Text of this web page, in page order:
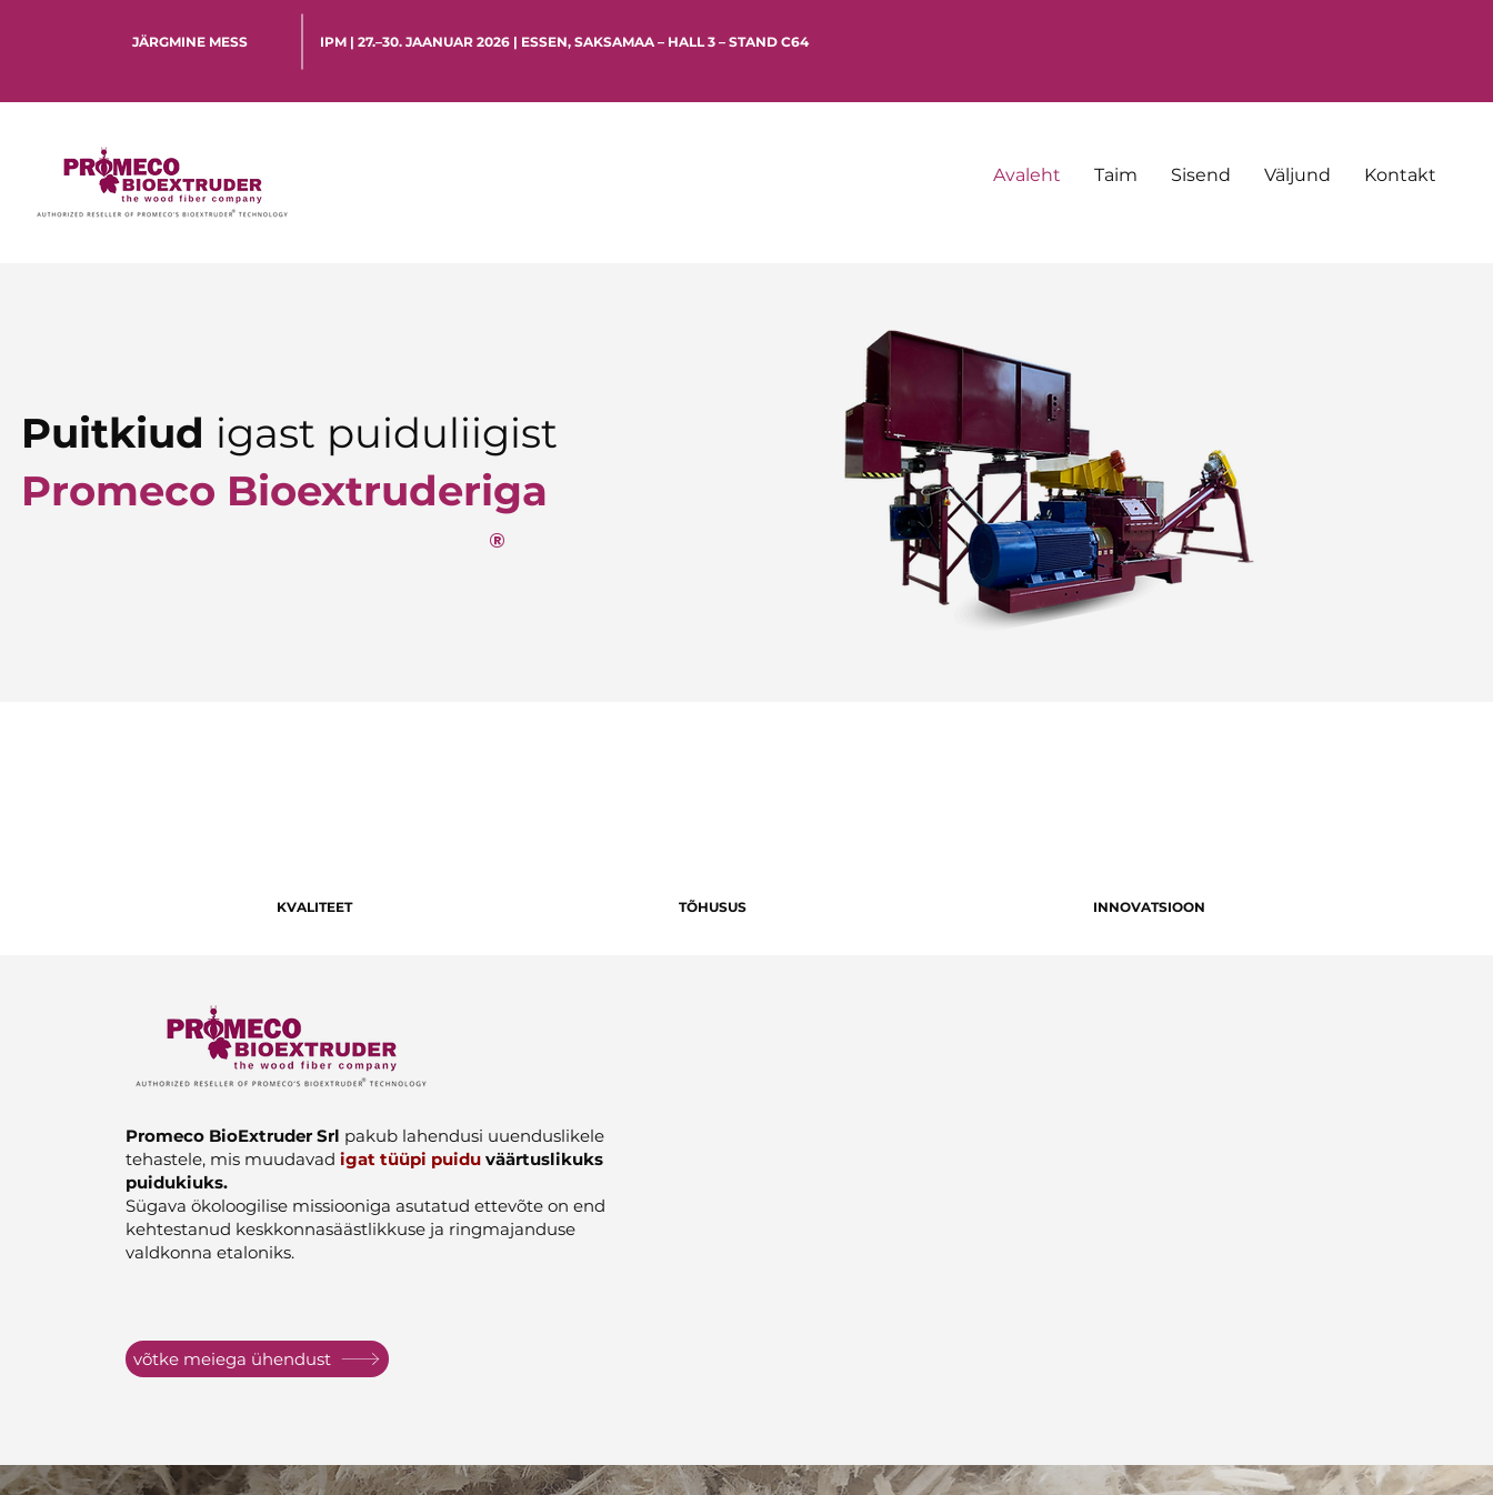
JÄRGMINE MESS IPM | 27.–30. JAANUAR 2026 | ESSEN, SAKSAMAA – HALL 3 – STAND C64
Avaleht Taim Sisend Väljund Kontakt
Puitkiud igast puiduliigist
Promeco Bioextruderiga
®
KVALITEET TÕHUSUS INNOVATSIOON
Promeco BioExtruder Srl pakub lahendusi uuenduslikele
tehastele, mis muudavad igat tüüpi puidu väärtuslikuks
puidukiuks.
Sügava ökoloogilise missiooniga asutatud ettevõte on end
kehtestanud keskkonnasäästlikkuse ja ringmajanduse
valdkonna etaloniks.
võtke meiega ühendust